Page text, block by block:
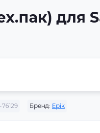
для
76129 Бренд: Epik